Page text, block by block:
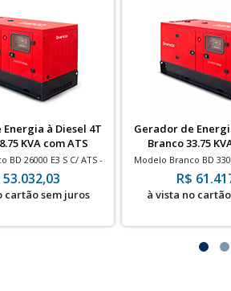
à Diesel 4T
KVA com ATS
BD 26000 E3 S C/ ATS -
4T 2543 CC
53.032,03
cartão sem juros
Gerador de
Branco 33.75
Modelo Branco BD
Motor 4T
R$
à vista no